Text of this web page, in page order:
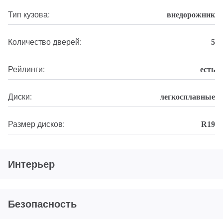
Тип кузова: внедорожник
Количество дверей: 5
Рейлинги: есть
Диски: легкосплавные
Размер дисков: R19
Интерьер
Безопасность